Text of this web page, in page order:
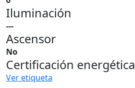
Iluminación
---
Ascensor
No
Certificación energética
Ver etiqueta